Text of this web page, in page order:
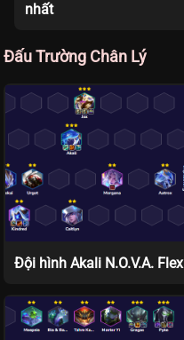
nhất
Đấu Trường Chân Lý
Đội hình Akali N.O.V.A. Flex